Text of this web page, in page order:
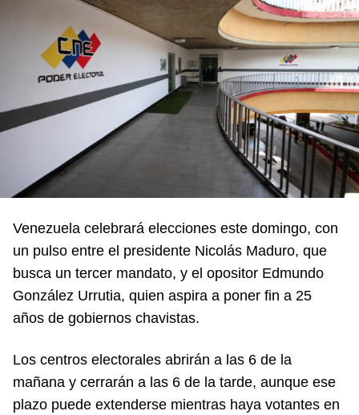
Venezuela celebrará elecciones este domingo, con
un pulso entre el presidente Nicolás Maduro, que
busca un tercer mandato, y el opositor Edmundo
González Urrutia, quien aspira a poner fin a 25
años de gobiernos chavistas.
Los centros electorales abrirán a las 6 de la
mañana y cerrarán a las 6 de la tarde, aunque ese
plazo puede extenderse mientras haya votantes en